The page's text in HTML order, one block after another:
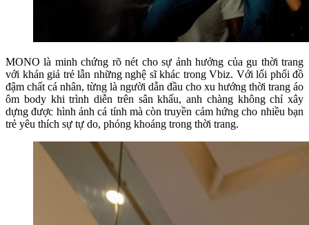
MONO là minh chứng rõ nét cho sự ảnh hưởng của gu thời trang
với khán giả trẻ lẫn những nghệ sĩ khác trong Vbiz. Với lối phối đồ
đậm chất cá nhân, từng là người dẫn đầu cho xu hướng thời trang áo
ôm body khi trình diễn trên sân khấu, anh chàng không chỉ xây
dựng được hình ảnh cá tính mà còn truyền cảm hứng cho nhiều bạn
trẻ yêu thích sự tự do, phóng khoáng trong thời trang.